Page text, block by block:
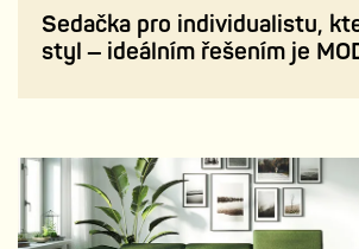
Sedačka pro individualistu,
styl – ideálním řešením je